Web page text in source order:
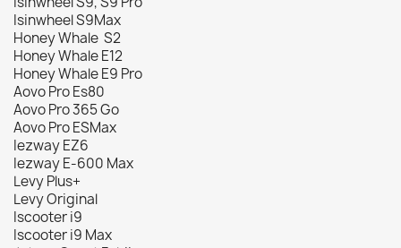
Isinwheel S9Max
Honey Whale S2
Honey Whale E12
Honey Whale E9 Pro
Aovo Pro Es80
Aovo Pro 365 Go
Aovo Pro ESMax
Iezway EZ6
Iezway E-600 Max
Levy Plus+
Levy Original
Iscooter i9
Iscooter i9 Max